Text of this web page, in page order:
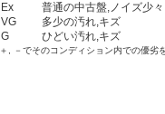
Ex
普通の中古盤,ノイズ少々
VG
多少の汚れ,キズ
G
ひどい汚れ,キズ
＋, －でそのコンディション内での優劣